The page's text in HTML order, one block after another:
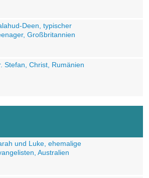
Deen, typischer
Großbritannien
Stefan, Christ, Rumänien
und Luke, ehemalige
Australien